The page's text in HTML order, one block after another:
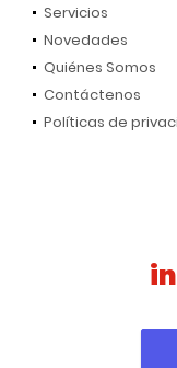
Servicios
Novedades
Quiénes Somos
Contáctenos
Políticas de